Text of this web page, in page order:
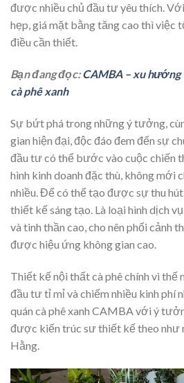
được nhiều chủ đầu tư yêu thích.
hẹp, giá mặt bằng tăng cao thì việc
điều cần thiết.
Bạn đang đọc:CAMBA – xu
cà phê xanh
Sự bứt phá trong những ý tưởng,
gian hiện đại, độc đáo đem đến sự
đầu tư có thể bước vào cuộc chiến
hình kinh doanh đặc thù, không mới
nhiều. Để có thể tạo được sự thu
thiết kế sáng tạo. Là loại hình dịch
và tinh thần cao, cho nên phối cảnh
được hiệu ứng không gian cao.
Thiết kế nội thất cà phê chính vì thế
đầu tư tỉ mỉ và chiếm nhiều kinh phí
quán cà phê xanh CAMBA với ý
được kiến trúc sư thiết kế theo như
Hằng.